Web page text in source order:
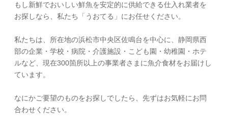
もし新鮮でおいしい鮮魚を安定的に供給できる仕入れ業者を
お探しなら、私たち「うおてる」にお任せください。
私たちは、所在地の浜松市中央区佐鳴台を中心に、静岡県西
部の企業・学校・病院・介護施設・こども園・幼稚園・ホテ
ルなど、現在300箇所以上の事業者さまに魚介食材をお届けし
ています。
なにかご要望のものをお探しでしたら、先ずはお気軽にお問
合わせください。